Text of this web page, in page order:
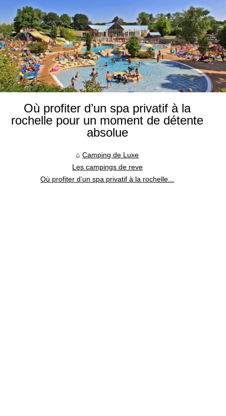
Où profiter d’un spa privatif à la
rochelle pour un moment de détente
absolue
Camping de Luxe
Les campings de reve
Où profiter d’un spa privatif à la rochelle...